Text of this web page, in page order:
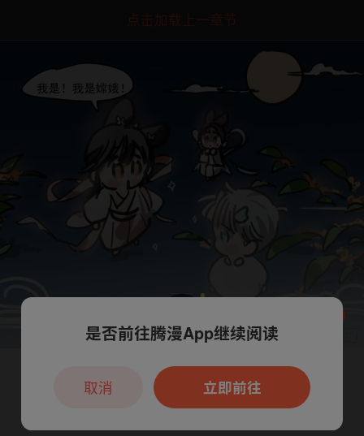
点击加载上一章节
下一话 腾漫App免费看
本章节仅支持App阅读，可打开App新用
户7天免费看
是否前往腾漫App继续阅读
立即前往
取消